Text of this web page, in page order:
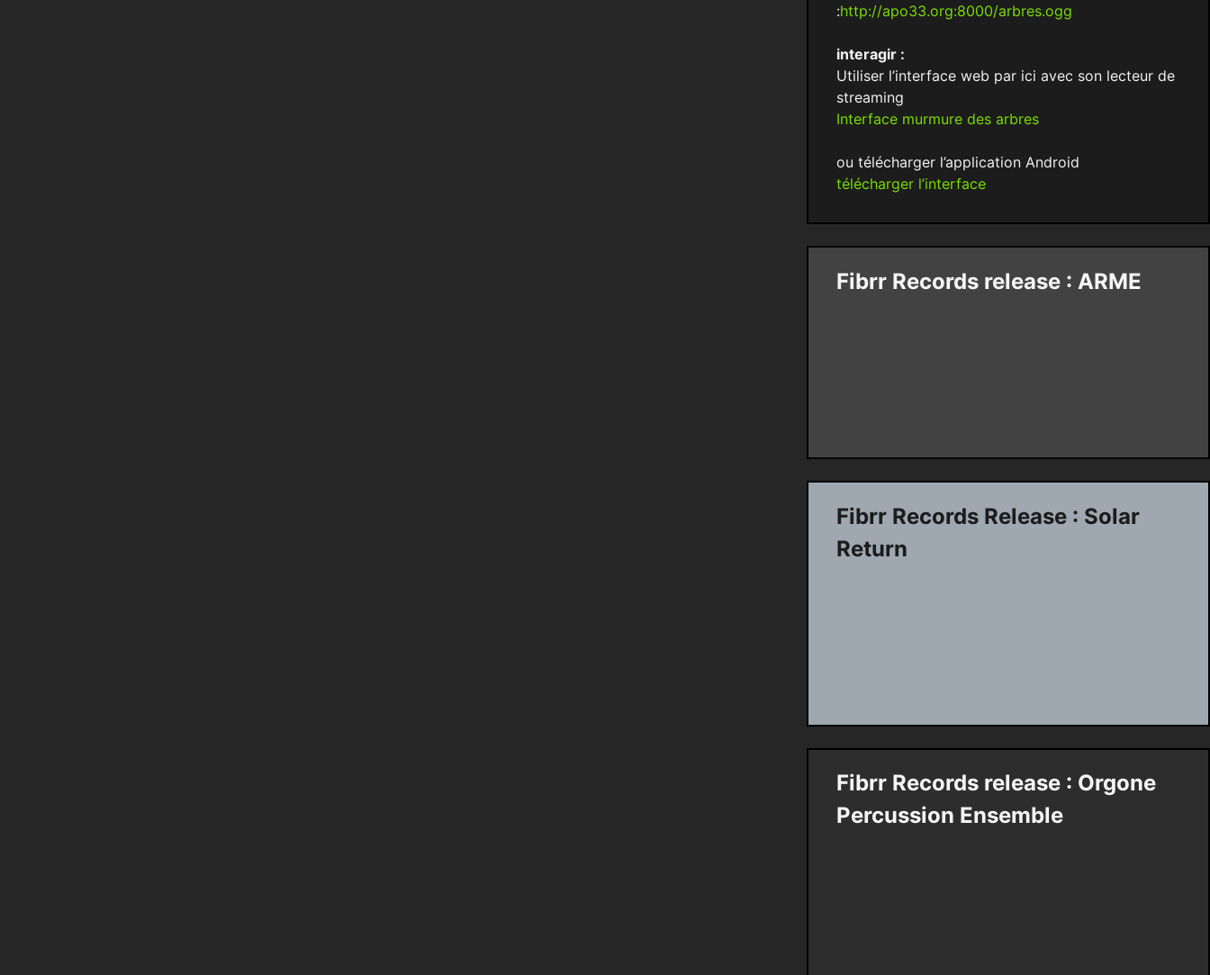
:http://apo33.org:8000/arbres.ogg
interagir :
Utiliser l’interface web par ici avec son lecteur de
streaming
Interface murmure des arbres
ou télécharger l’application Android
télécharger l’interface
Fibrr Records release : ARME
Fibrr Records Release : Solar
Return
Fibrr Records release : Orgone
Percussion Ensemble